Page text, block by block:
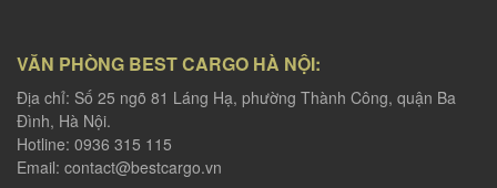
VĂN PHÒNG BEST CARGO HÀ NỘI:
Địa chỉ: Số 25 ngõ 81 Láng Hạ, phường Thành Công, quận Ba
Đình, Hà Nội.
Hotline: 0936 315 115
Email: contact@bestcargo.vn